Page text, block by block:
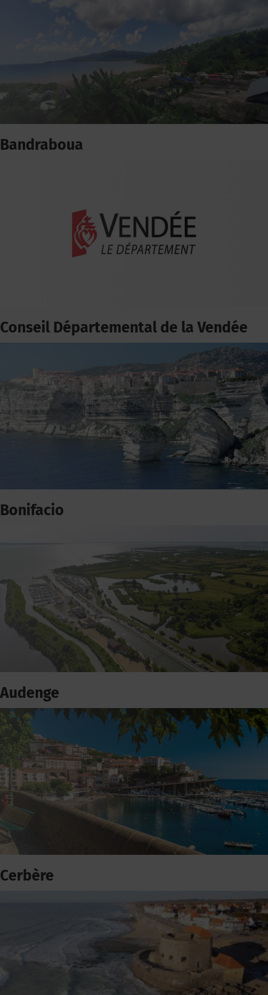
Bandraboua
Conseil Départemental de la Vendée
Bonifacio
Audenge
Cerbère